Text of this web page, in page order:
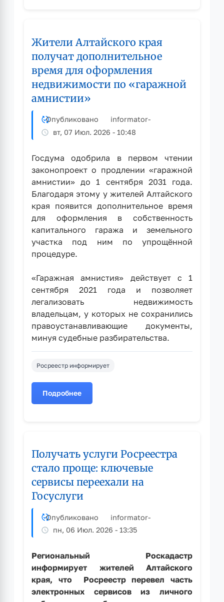
краю
информирует
Жители Алтайского края
получат дополнительное
время для оформления
недвижимости по «гаражной
амнистии»
Опубликовано informator-
вт, 07 Июл. 2026 - 10:48
Госдума одобрила в первом чтении
законопроект о продлении «гаражной
амнистии» до 1 сентября 2031 года.
Благодаря этому у жителей Алтайского
края появится дополнительное время
для оформления в собственность
капитального гаража и земельного
участка под ним по упрощённой
процедуре.
«Гаражная амнистия» действует с 1
сентября 2021 года и позволяет
легализовать недвижимость
владельцам, у которых не сохранились
правоустанавливающие документы,
минуя судебные разбирательства.
Росреестр информирует
Подробнее
о
дополнительное
время
для
оформления
недвижимости
«гаражной
амнистии»
Получать услуги Росреестра
стало проще: ключевые
сервисы переехали на
Госуслуги
Опубликовано informator-
пн, 06 Июл. 2026 - 13:35
Региональный Роскадастр
информирует жителей Алтайского
края, что Росреестр перевел часть
электронных сервисов из личного